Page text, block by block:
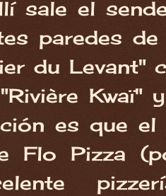
sale el
paredes
du
Kwaï"
es que
Flo Pizza